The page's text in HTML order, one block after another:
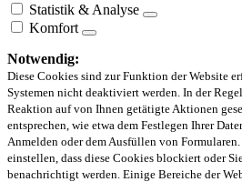
Statistik & Analyse
Komfort
Notwendig:
Diese Cookies sind zur Funktion der Website
Systemen nicht deaktiviert werden. In der
Reaktion auf von Ihnen getätigte Aktionen
entsprechen, wie etwa dem Festlegen Ihrer
Anmelden oder dem Ausfüllen von
einstellen, dass diese Cookies blockiert oder
benachrichtigt werden. Einige Bereiche der